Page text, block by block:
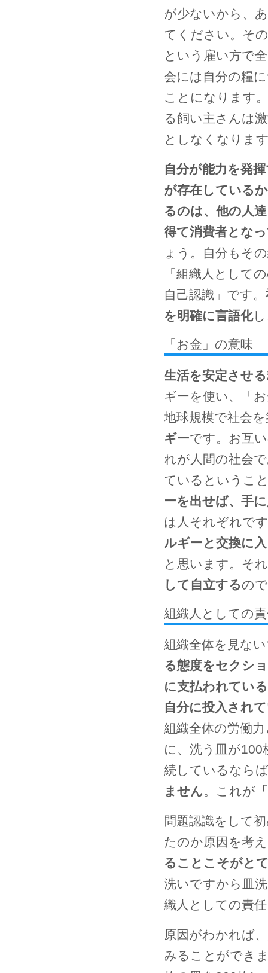
が少ないから、
てください。そ
という雇い方で
会には自分の糧
ことになります
る飼い主さんは
としなくなりま
自分が能力を発
が存在している
るのは、他の人
得て消費者とな
ょう。自分もそ
「組織人として
自己認識」です。
を明確に言語化
「お金」の意味
生活を安定させ
ギーを使い、「
地球規模で社会
ギーです。お互
れが人間の社会
ているというこ
ーを出せば、手
は人それぞれで
ルギーと交換に
と思います。そ
して自立するの
組織人としての
組織全体を見な
る態度をセクシ
に支払われてい
自分に投入され
組織全体の労働
に、洗う皿が
続しているなら
ません。これが
問題認識をして
たのか原因を考
ることこそがと
洗いですから皿
織人としての責
原因がわかれば
みることができ